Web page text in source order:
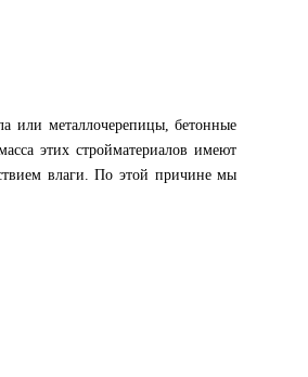
или металлочерепицы, бетонные
этих стройматериалов имеют
влаги. По этой причине мы